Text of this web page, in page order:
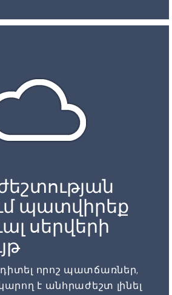
պատվիրեք
սերվերի
դիտել որոշ պատճառներ,
է անհրաժեշտ լինել